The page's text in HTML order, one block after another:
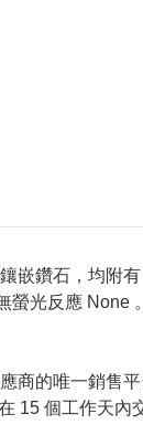
嵌鑽石，均附
螢光反應
商的唯一銷售
15 個工作天內